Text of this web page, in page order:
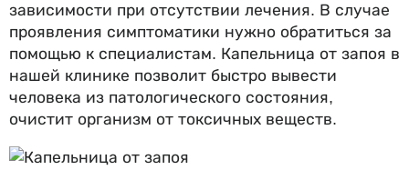
зависимости при отсутствии лечения. В случае
проявления симптоматики нужно обратиться за
помощью к специалистам. Капельница от запоя в
нашей клинике позволит быстро вывести
человека из патологического состояния,
очистит организм от токсичных веществ.